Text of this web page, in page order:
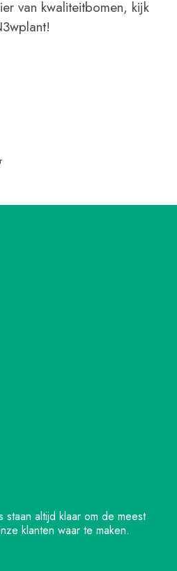
van kwaliteitbomen, kijk
altijd klaar om de meest
klanten waar te maken.